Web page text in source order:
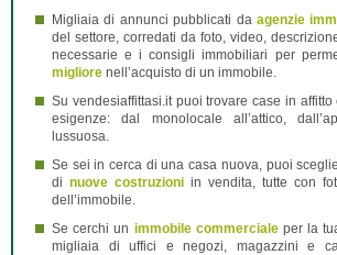
Migliaia di annunci pubblicati da agenzie
del settore, corredati da foto, video,
necessarie e i consigli immobiliari per
migliore nell’acquisto di un immobile.
Su vendesiaffittasi.it puoi trovare case in
esigenze: dal monolocale all’attico,
lussuosa.
Se sei in cerca di una casa nuova, puoi
di nuove costruzioni in vendita, tutte con
dell’immobile.
Se cerchi un immobile commercialeper la
migliaia di uffici e negozi, magazzini e